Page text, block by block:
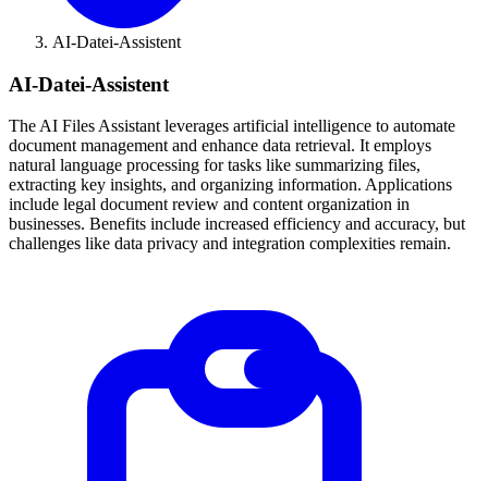
AI-Datei-Assistent
AI-Datei-Assistent
The AI Files Assistant leverages artificial intelligence to automate
document management and enhance data retrieval. It employs
natural language processing for tasks like summarizing files,
extracting key insights, and organizing information. Applications
include legal document review and content organization in
businesses. Benefits include increased efficiency and accuracy, but
challenges like data privacy and integration complexities remain.